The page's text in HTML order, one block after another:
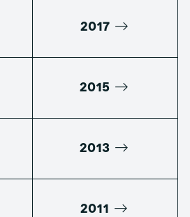
2017
2015
2013
2011